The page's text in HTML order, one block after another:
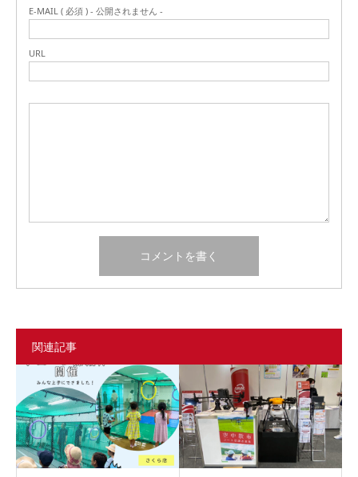
E-MAIL ( 必須 ) - 公開されません -
URL
関連記事